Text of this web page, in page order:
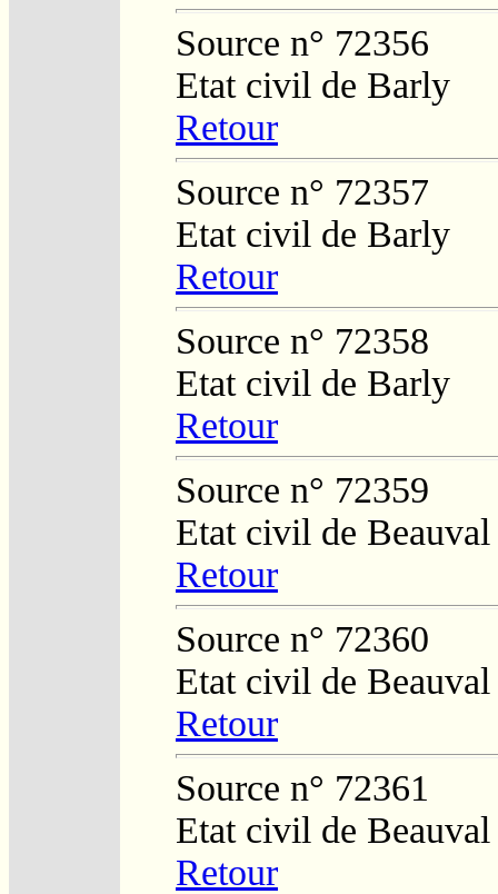
Source n° 72356
Etat civil de Barly
Retour
Source n° 72357
Etat civil de Barly
Retour
Source n° 72358
Etat civil de Barly
Retour
Source n° 72359
Etat civil de Beauval
Retour
Source n° 72360
Etat civil de Beauval
Retour
Source n° 72361
Etat civil de Beauval
Retour